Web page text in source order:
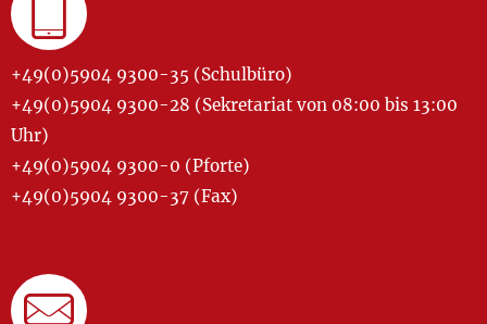
+49(0)5904 9300-35 (Schulbüro)
+49(0)5904 9300-28 (Sekretariat von 08:00 bis 13:00
Uhr)
+49(0)5904 9300-0 (Pforte)
+49(0)5904 9300-37 (Fax)